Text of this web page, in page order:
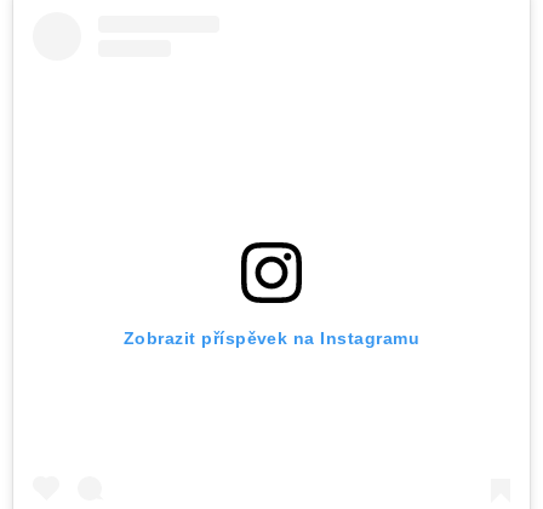
Zobrazit příspěvek na Instagramu